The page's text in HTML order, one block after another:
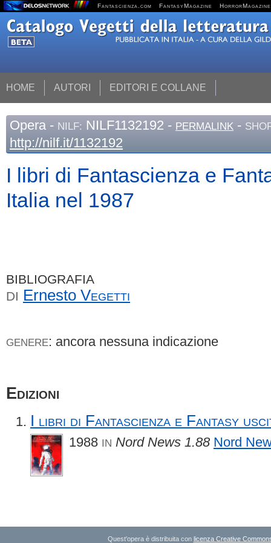
Fantascienza.com FantasyMagazine HorrorMagazine
HOME AUTORI EDITORI E COLLANE
Opera - NILF: NILF1132192 - PERMALINK -
http://nilf.it/1132192
I libri di Fantascienza e
Italia nel 1987
BIBLIOGRAFIA
DI Ernesto Vegetti
GENERE: ancora nessuna indicazione
Edizioni
I libri di Fantascienza e Fantasy
1988 IN Nord News 1.88 Nord
Quest'opera è distribuita con licenza Creative